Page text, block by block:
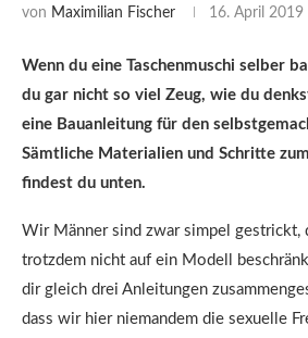
von Maximilian Fischer 16. April 2019
Wenn du eine Taschenmuschi selber
du gar nicht so viel Zeug, wie du
eine Bauanleitung für den
Sämtliche Materialien und Schritte
findest du unten.
Wir Männer sind zwar simpel gestrickt,
trotzdem nicht auf ein Modell
dir gleich drei Anleitungen
dass wir hier niemandem die sexuelle